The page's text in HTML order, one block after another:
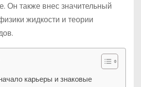
Он также внес значительный
жидкости и теории
карьеры и знаковые